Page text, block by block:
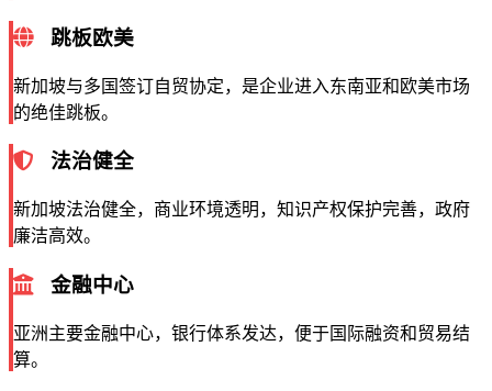
跳板欧美
新加坡与多国签订自贸协定，是企业进入东南亚和欧美市场
的绝佳跳板。
法治健全
新加坡法治健全，商业环境透明，知识产权保护完善，政府
廉洁高效。
金融中心
亚洲主要金融中心，银行体系发达，便于国际融资和贸易结
算。